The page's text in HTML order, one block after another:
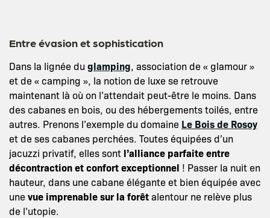
Entre évasion et sophistication
Dans la lignée du glamping, association de « glamour »
et de « camping », la notion de luxe se retrouve
maintenant là où on l’attendait peut-être le moins. Dans
des cabanes en bois, ou des hébergements toilés, entre
autres. Prenons l’exemple du domaine Le Bois de Rosoy
et de ses cabanes perchées. Toutes équipées d’un
jacuzzi privatif, elles sont l’alliance parfaite entre
décontraction et confort exceptionnel ! Passer la nuit en
hauteur, dans une cabane élégante et bien équipée avec
unevue imprenable sur la forêtalentour ne relève plus
de l’utopie.